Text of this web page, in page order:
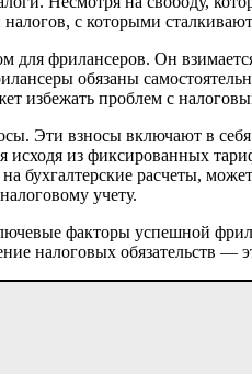
с которыми
фрилансеров. Он
обязаны
избежать проблем с
Эти взносы включают в
из фиксированных
бухгалтерские расчеты,
учету.
факторы успешной
налоговых обязательств —